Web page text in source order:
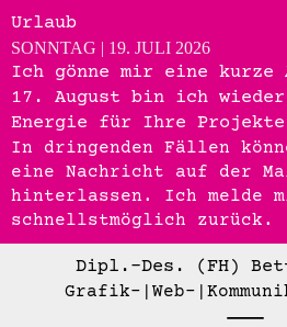
Urlaub
SONNTAG | 19. JULI 2026
Ich gönne mir eine kurze
17. August bin ich
Energie für Ihre
In dringenden Fällen
eine Nachricht auf der
hinterlassen. Ich melde
schnellstmöglich zurück.
Dipl.-Des. (FH)
Grafik-|Web-